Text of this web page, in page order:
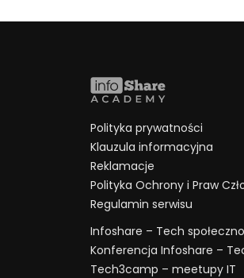
Polityka prywatności
Klauzula informacyjna
Reklamacje
Polityka Ochrony i Praw
Regulamin serwisu
Infoshare – Tech
Konferencja Infoshare –
Tech3camp – meetupy IT